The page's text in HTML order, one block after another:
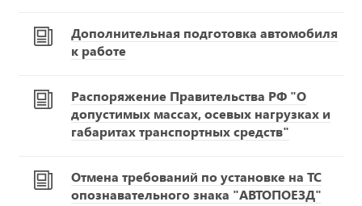
Дополнительная подготовка автомобиля
к работе
Распоряжение Правительства РФ "О
допустимых массах, осевых нагрузках и
габаритах транспортных средств"
Отмена требований по установке на ТС
опознавательного знака "АВТОПОЕЗД"